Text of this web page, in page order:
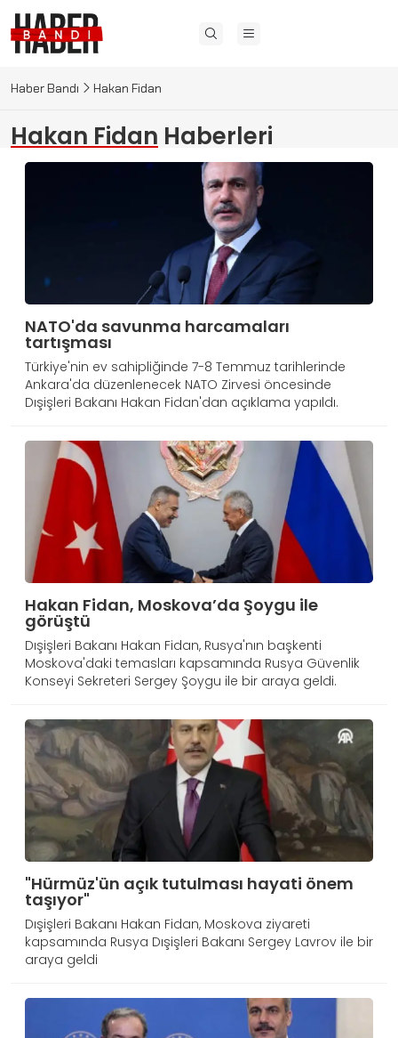
Haber Bandı Hakan Fidan
Hakan Fidan Haberleri
NATO'da savunma harcamaları
tartışması
Türkiye'nin ev sahipliğinde 7-8 Temmuz tarihlerinde
Ankara'da düzenlenecek NATO Zirvesi öncesinde
Dışişleri Bakanı Hakan Fidan'dan açıklama yapıldı.
Hakan Fidan, Moskova’da Şoygu ile
görüştü
Dışişleri Bakanı Hakan Fidan, Rusya'nın başkenti
Moskova'daki temasları kapsamında Rusya Güvenlik
Konseyi Sekreteri Sergey Şoygu ile bir araya geldi.
"Hürmüz'ün açık tutulması hayati önem
taşıyor"
Dışişleri Bakanı Hakan Fidan, Moskova ziyareti
kapsamında Rusya Dışişleri Bakanı Sergey Lavrov ile bir
araya geldi